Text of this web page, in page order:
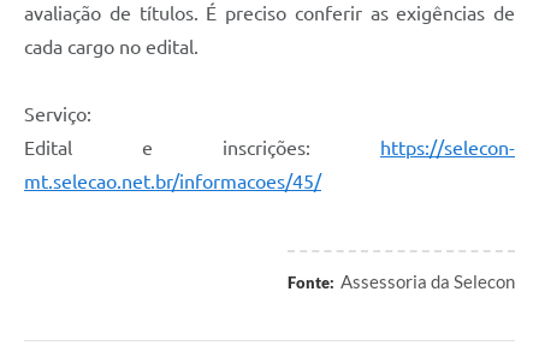
avaliação de títulos. É preciso conferir as exigências de
cada cargo no edital.
Serviço:
Edital e inscrições: https://selecon-
mt.selecao.net.br/informacoes/45/
Fonte: Assessoria da Selecon